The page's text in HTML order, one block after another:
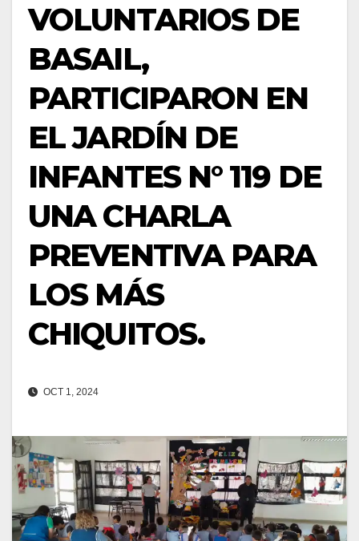
VOLUNTARIOS DE
BASAIL,
PARTICIPARON EN
EL JARDÍN DE
INFANTES N° 119 DE
UNA CHARLA
PREVENTIVA PARA
LOS MÁS
CHIQUITOS.
OCT 1, 2024